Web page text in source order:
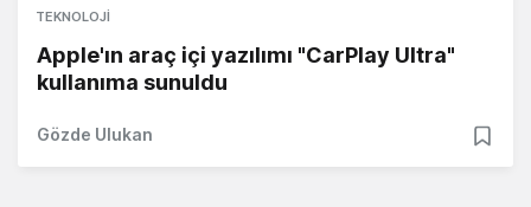
TEKNOLOJI
Apple'ın araç içi yazılımı "CarPlay Ultra"
kullanıma sunuldu
Gözde Ulukan